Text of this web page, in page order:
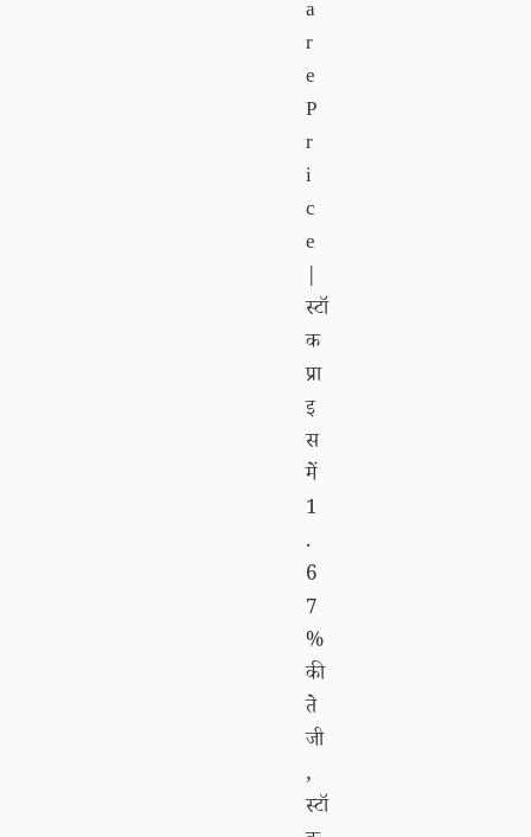
a
r
e
P
r
i
c
e
|
स्टॉ
क
प्रा
इ
स
में
1
.
6
7
%
की
ते
जी
,
स्टॉ